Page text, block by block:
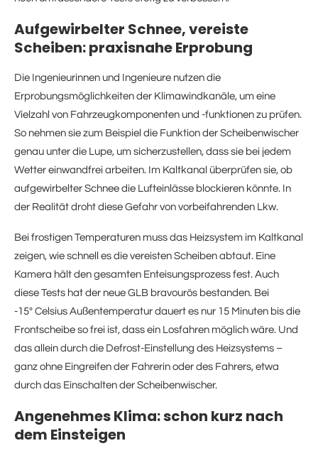
Aufgewirbelter Schnee, vereiste
Scheiben: praxisnahe Erprobung
Die Ingenieurinnen und Ingenieure nutzen die
Erprobungsmöglichkeiten der Klimawindkanäle, um eine
Vielzahl von Fahrzeugkomponenten und -funktionen zu prüfen.
So nehmen sie zum Beispiel die Funktion der Scheibenwischer
genau unter die Lupe, um sicherzustellen, dass sie bei jedem
Wetter einwandfrei arbeiten. Im Kaltkanal überprüfen sie, ob
aufgewirbelter Schnee die Lufteinlässe blockieren könnte. In
der Realität droht diese Gefahr von vorbeifahrenden Lkw.
Bei frostigen Temperaturen muss das Heizsystem im Kaltkanal
zeigen, wie schnell es die vereisten Scheiben abtaut. Eine
Kamera hält den gesamten Enteisungsprozess fest. Auch
diese Tests hat der neue GLB bravourös bestanden. Bei
-15° Celsius Außentemperatur dauert es nur 15 Minuten bis die
Frontscheibe so frei ist, dass ein Losfahren möglich wäre. Und
das allein durch die Defrost-Einstellung des Heizsystems –
ganz ohne Eingreifen der Fahrerin oder des Fahrers, etwa
durch das Einschalten der Scheibenwischer.
Angenehmes Klima: schon kurz nach
dem Einsteigen